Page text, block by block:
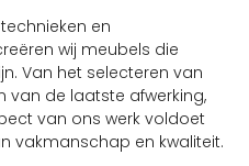
en
wij meubels die
Van het selecteren van
de laatste afwerking,
van ons werk voldoet
vakmanschap en kwaliteit.